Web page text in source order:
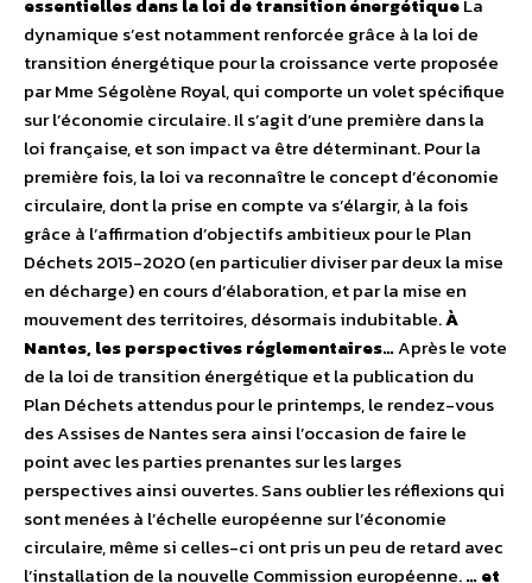
essentielles dans la loi de transition énergétiqueLa
dynamique s’est notamment renforcée grâce à la loi de
transition énergétique pour la croissance verte proposée
par Mme Ségolène Royal, qui comporte un volet spécifique
sur l’économie circulaire. Il s’agit d’une première dans la
loi française, et son impact va être déterminant. Pour la
première fois, la loi va reconnaître le concept d’économie
circulaire, dont la prise en compte va s’élargir, à la fois
grâce à l’affirmation d’objectifs ambitieux pour le Plan
Déchets 2015-2020 (en particulier diviser par deux la mise
en décharge) en cours d’élaboration, et par la mise en
mouvement des territoires, désormais indubitable.À
Nantes, les perspectives réglementaires…Après le vote
de la loi de transition énergétique et la publication du
Plan Déchets attendus pour le printemps, le rendez-vous
des Assises de Nantes sera ainsi l’occasion de faire le
point avec les parties prenantes sur les larges
perspectives ainsi ouvertes. Sans oublier les réflexions qui
sont menées à l’échelle européenne sur l’économie
circulaire, même si celles-ci ont pris un peu de retard avec
l’installation de la nouvelle Commission européenne.… et